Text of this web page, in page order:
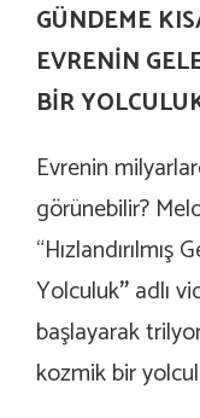
GÜNDEME
EVRENİN
BİR
Evrenin
görünebilir?
“Hızlandırılmış
Yolculuk”adlı
başlayarak
kozmik bir